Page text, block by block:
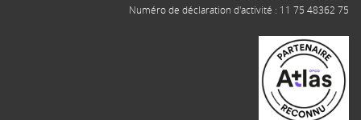
Numéro de déclaration d'activité : 11 75 48362 75